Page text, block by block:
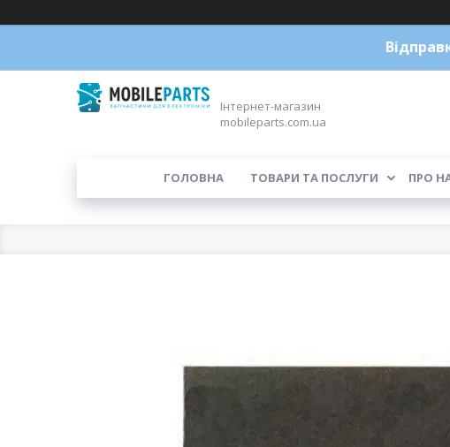
Інтернет-магазин
mobileparts.com.ua
ГОЛОВНА ТОВАРИ ТА ПОСЛУГИ ПРО